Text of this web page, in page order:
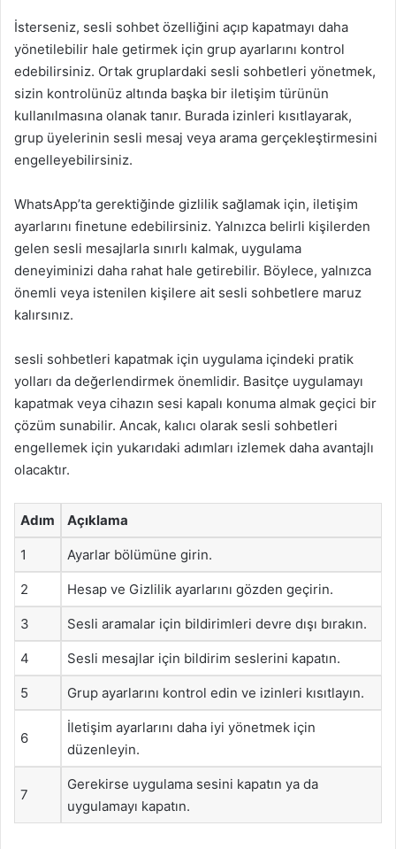
İsterseniz, sesli sohbet özelliğini açıp kapatmayı daha
yönetilebilir hale getirmek için grup ayarlarını kontrol
edebilirsiniz. Ortak gruplardaki sesli sohbetleri yönetmek,
sizin kontrolünüz altında başka bir iletişim türünün
kullanılmasına olanak tanır. Burada izinleri kısıtlayarak,
grup üyelerinin sesli mesaj veya arama gerçekleştirmesini
engelleyebilirsiniz.
WhatsApp’ta gerektiğinde gizlilik sağlamak için, iletişim
ayarlarını finetune edebilirsiniz. Yalnızca belirli kişilerden
gelen sesli mesajlarla sınırlı kalmak, uygulama
deneyiminizi daha rahat hale getirebilir. Böylece, yalnızca
önemli veya istenilen kişilere ait sesli sohbetlere maruz
kalırsınız.
sesli sohbetleri kapatmak için uygulama içindeki pratik
yolları da değerlendirmek önemlidir. Basitçe uygulamayı
kapatmak veya cihazın sesi kapalı konuma almak geçici bir
çözüm sunabilir. Ancak, kalıcı olarak sesli sohbetleri
engellemek için yukarıdaki adımları izlemek daha avantajlı
olacaktır.
Adım Açıklama
1 Ayarlar bölümüne girin.
2 Hesap ve Gizlilik ayarlarını gözden geçirin.
3 Sesli aramalar için bildirimleri devre dışı bırakın.
4 Sesli mesajlar için bildirim seslerini kapatın.
5 Grup ayarlarını kontrol edin ve izinleri kısıtlayın.
6
İletişim ayarlarını daha iyi yönetmek için
düzenleyin.
7
Gerekirse uygulama sesini kapatın ya da
uygulamayı kapatın.